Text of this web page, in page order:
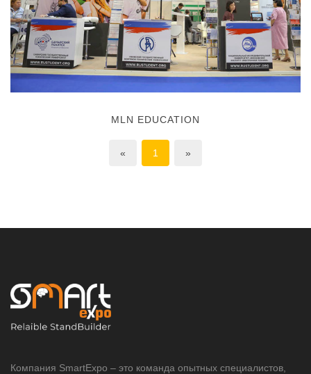
MLN EDUCATION
« 1 »
Компания SmartExpo – это команда опытных специалистов,